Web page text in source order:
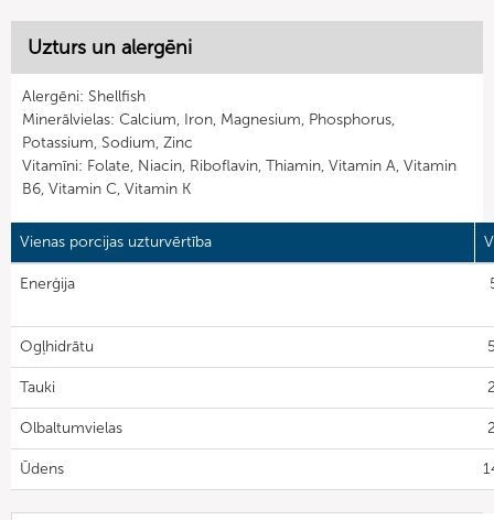
Uzturs un alergēni
Alergēni: Shellfish
Minerālvielas: Calcium, Iron, Magnesium, Phosphorus,
Potassium, Sodium, Zinc
Vitamīni: Folate, Niacin, Riboflavin, Thiamin, Vitamin A, Vitamin
B6, Vitamin C, Vitamin K
Vienas porcijas uzturvērtība
Enerģija
Ogļhidrātu
Tauki
Olbaltumvielas
Ūdens